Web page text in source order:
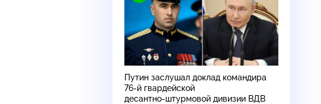
Путин заслушал доклад командира
76-й гвардейской
десантно-штурмовой дивизии ВДВ